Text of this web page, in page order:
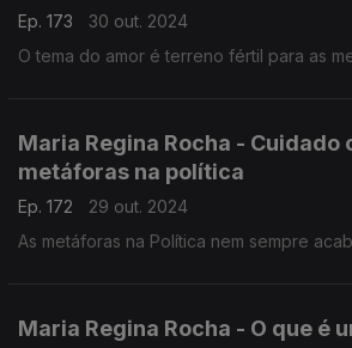
Ep. 173
30 out. 2024
O tema do amor é terreno fértil para as
Maria Regina Rocha - Cuidado
metáforas na política
Ep. 172
29 out. 2024
As metáforas na Política nem sempre
Maria Regina Rocha - O que é